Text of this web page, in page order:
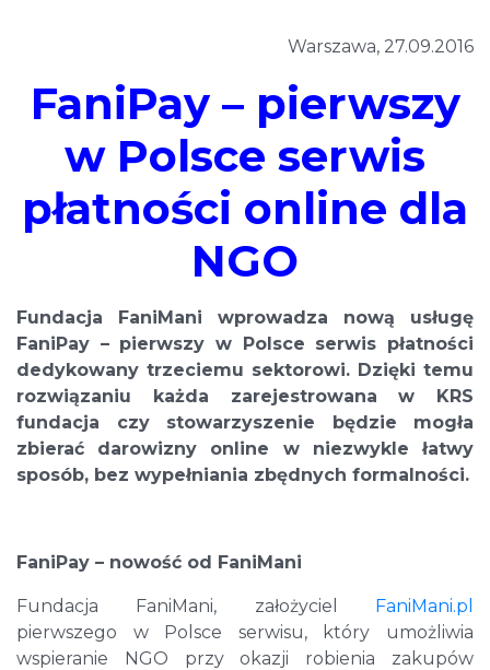
Warszawa, 27.09.2016
FaniPay – pierwszy
w Polsce serwis
płatności online dla
NGO
Fundacja FaniMani wprowadza nową usługę
FaniPay – pierwszy w Polsce serwis płatności
dedykowany trzeciemu sektorowi. Dzięki temu
rozwiązaniu każda zarejestrowana w KRS
fundacja czy stowarzyszenie będzie mogła
zbierać darowizny online w niezwykle łatwy
sposób, bez wypełniania zbędnych formalności.
FaniPay – nowość od FaniMani
Fundacja FaniMani, założyciel FaniMani.pl
pierwszego w Polsce serwisu, który umożliwia
wspieranie NGO przy okazji robienia zakupów